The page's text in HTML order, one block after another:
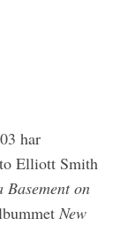
har
Elliott Smith
Basement on
New